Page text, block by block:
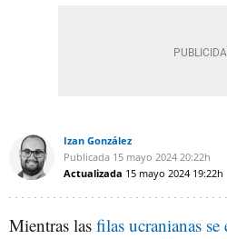
Izan González
Publicada 15 mayo 2024 20:22h
Actualizada 15 mayo 2024 19:22h
Mientras las filas ucranianas